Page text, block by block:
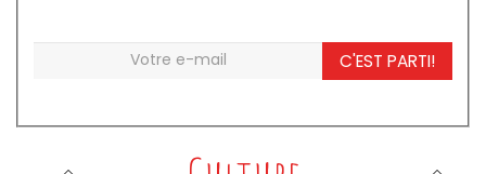
C'EST PARTI!